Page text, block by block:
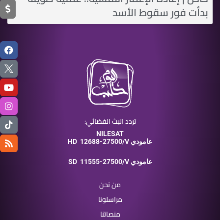
بدأت فور سقوط الأسد
تردد البث الفضائي:
NILESAT
HD
12688-27500/V عامودي
SD 11555-27500/V عامودي
من نحن
مراسلونا
منصاتنا